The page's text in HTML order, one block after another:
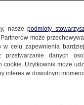
jutra
naszepodmioty
może
celu zapewnienia
danych
Użytkownik może
interes w dowolnym